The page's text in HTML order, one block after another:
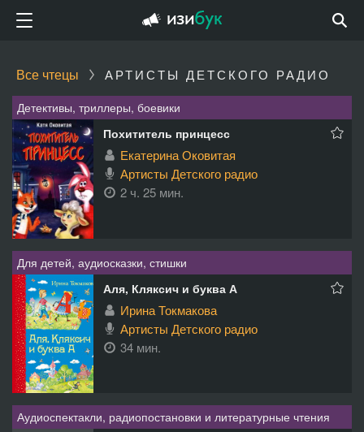
Все чтецы АРТИСТЫ ДЕТСКОГО РАДИО
Детективы, триллеры, боевики
Похититель принцесс
Екатерина Оковитая
Артисты Детского радио
2 ч. 25 мин.
Для детей, аудиосказки, стишки
Аля, Кляксич и буква А
Ирина Токмакова
Артисты Детского радио
34 мин.
Аудиоспектакли, радиопостановки и литературные чтения